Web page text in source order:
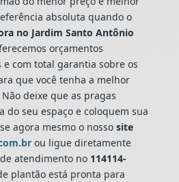
absoluta quando o
no Jardim Santo Antônio
orçamentos
com total garantia sobre os
que você tenha a melhor
deixe que as pragas
do seu espaço e coloquem sua
agora mesmo o nossosite
ou ligue diretamente
atendimento no 114114-
plantão está pronta para